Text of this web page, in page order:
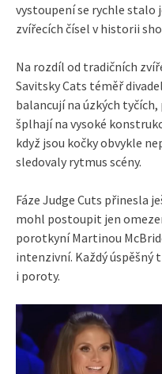
vystoupení se rychle stalo
zvířecích čísel v historii
Na rozdíl od tradičních
Savitsky Cats téměř
balancují na úzkých
šplhají na vysoké
když jsou kočky obvykle
sledovaly rytmus scény.
Fáze Judge Cuts přinesla
mohl postoupit jen
porotkyní Martinou
intenzivní. Každý úspěšný
i poroty.